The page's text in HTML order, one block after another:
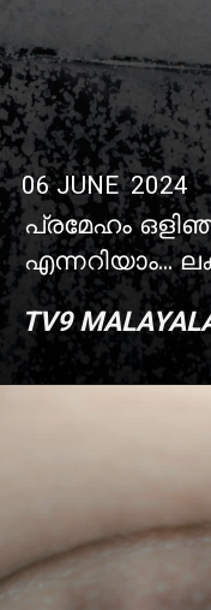
06 JUNE 2024
TV9
പ്രമേഹം
എന്നറിയാം...